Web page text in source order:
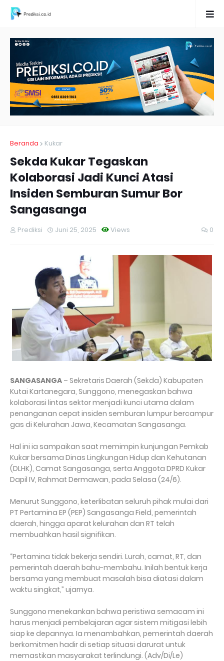
Beranda Kukar
Sekda Kukar Tegaskan
Kolaborasi Jadi Kunci Atasi
Insiden Semburan Sumur Bor
Sangasanga
Prediksi Views
Juni 25, 2025 0
SANGASANGA – Sekretaris Daerah (Sekda) Kabupaten
Kutai Kartanegara, Sunggono, menegaskan bahwa
kolaborasi lintas sektor menjadi kunci utama dalam
penanganan cepat insiden semburan lumpur bercampur
gas di Kelurahan Jawa, Kecamatan Sangasanga.
Hal ini ia sampaikan saat memimpin kunjungan Pemkab
Kukar bersama Dinas Lingkungan Hidup dan Kehutanan
(DLHK), Camat Sangasanga, serta Anggota DPRD Kukar
Dapil IV, Rahmat Dermawan, pada Selasa (24/6).
Menurut Sunggono, keterlibatan seluruh pihak mulai dari
PT Pertamina EP (PEP) Sangasanga Field, pemerintah
daerah, hingga aparat kelurahan dan RT telah
membuahkan hasil signifikan.
“Pertamina tidak bekerja sendiri. Lurah, camat, RT, dan
pemerintah daerah bahu-membahu. Inilah bentuk kerja
bersama yang membuat masalah bisa diatasi dalam
waktu singkat,” ujarnya.
Sunggono menekankan bahwa peristiwa semacam ini
harus menjadi pembelajaran agar sistem mitigasi lebih
siap ke depannya. Ia menambahkan, pemerintah daerah
berkomitmen hadir di setiap situasi darurat untuk
memastikan masyarakat terlindungi. (Adv/Di/Le)